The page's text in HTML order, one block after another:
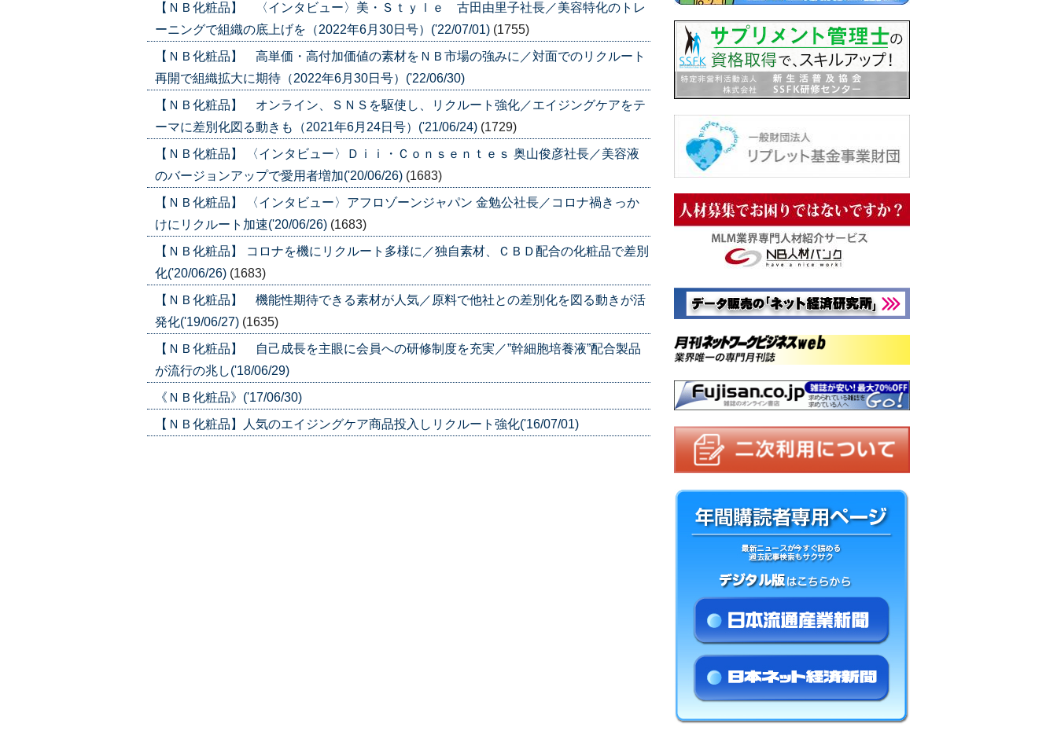
【ＮＢ化粧品】 〈インタビュー〉美・Ｓｔｙｌｅ 古田由里子社長／美容特化のトレ
ーニングで組織の底上げを（2022年6月30日号）('22/07/01) (1755)
【ＮＢ化粧品】 高単価・高付加価値の素材をＮＢ市場の強みに／対面でのリクルート
再開で組織拡大に期待（2022年6月30日号）('22/06/30)
【ＮＢ化粧品】 オンライン、ＳＮＳを駆使し、リクルート強化／エイジングケアをテ
ーマに差別化図る動きも（2021年6月24日号）('21/06/24) (1729)
【ＮＢ化粧品】 〈インタビュー〉Ｄｉｉ・Ｃｏｎｓｅｎｔｅｓ 奥山俊彦社長／美容液
のバージョンアップで愛用者増加('20/06/26) (1683)
【ＮＢ化粧品】 〈インタビュー〉アフロゾーンジャパン 金勉公社長／コロナ禍きっか
けにリクルート加速('20/06/26) (1683)
【ＮＢ化粧品】 コロナを機にリクルート多様に／独自素材、ＣＢＤ配合の化粧品で差別
化('20/06/26) (1683)
【ＮＢ化粧品】 機能性期待できる素材が人気／原料で他社との差別化を図る動きが活
発化('19/06/27) (1635)
【ＮＢ化粧品】 自己成長を主眼に会員への研修制度を充実／”幹細胞培養液”配合製品
が流行の兆し('18/06/29)
《ＮＢ化粧品》('17/06/30)
【ＮＢ化粧品】人気のエイジングケア商品投入しリクルート強化('16/07/01)